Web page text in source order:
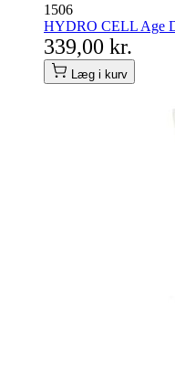
1506
HYDRO CELL Age
339,00 kr.
Læg i kurv